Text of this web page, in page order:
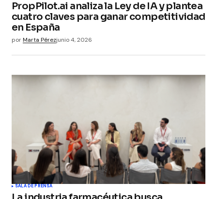
PropPilot.ai analiza la Ley de IA y plantea
cuatro claves para ganar competitividad
en España
porMarta Pérezjunio 4, 2026
SALA DE PRENSA